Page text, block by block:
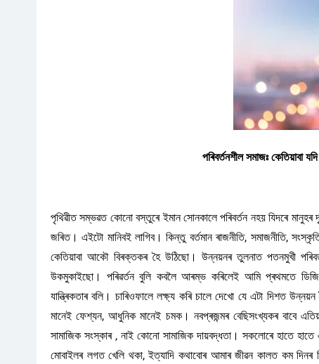
পৰিবৰ্তনশীল সমাজঃ কেতিয়াবা
পৃথিৱীত সম্ভৱত কোনো বস্তুৰে ইমান সোনকালে পৰিবৰ্তন নহয় যিদৰে
জৰিত। এইটো মানিবই লাগিব। কিন্তু বৰ্তমান ৰাজনীতি, সমাজনীতি,
কেতিয়াবা আকৌ বিৰক্তকৰ হৈ উঠিছো। উন্নয়নৰ তুলনাত পতনমুখী
উকমুকাইছো। পৰিৱৰ্তন বুলি কবলৈ আৰম্ভ কৰিলেই আমি প্ৰথমতে
যান্ত্ৰিকতাৰ বলি। চাৰিওফালে লক্ষ্য কৰি চালে দেখো যে এটা দিশত
মানেই ফেশ্যন, আধুনিক মানেই চমক। নবপ্ৰজন্মৰ বেছিসংখ্যকৰ বাবে
সামাজিক সংস্কাৰ , নাই কোনো সামাজিক দায়বদ্ধতা। সকলোৰে হাতে
মোবাইলৰ লগত খেলি থকা, ইত্যাদি কথাবোৰ আমাৰ জীৱন কালত কম দিনৰ